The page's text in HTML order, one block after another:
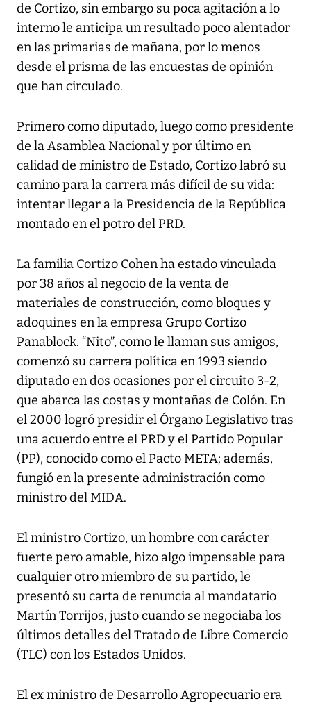
de Cortizo, sin embargo su poca agitación a lo
interno le anticipa un resultado poco alentador
en las primarias de mañana, por lo menos
desde el prisma de las encuestas de opinión
que han circulado.
Primero como diputado, luego como presidente
de la Asamblea Nacional y por último en
calidad de ministro de Estado, Cortizo labró su
camino para la carrera más difícil de su vida:
intentar llegar a la Presidencia de la República
montado en el potro del PRD.
La familia Cortizo Cohen ha estado vinculada
por 38 años al negocio de la venta de
materiales de construcción, como bloques y
adoquines en la empresa Grupo Cortizo
Panablock. “Nito”, como le llaman sus amigos,
comenzó su carrera política en 1993 siendo
diputado en dos ocasiones por el circuito 3-2,
que abarca las costas y montañas de Colón. En
el 2000 logró presidir el Órgano Legislativo tras
una acuerdo entre el PRD y el Partido Popular
(PP), conocido como el Pacto META; además,
fungió en la presente administración como
ministro del MIDA.
El ministro Cortizo, un hombre con carácter
fuerte pero amable, hizo algo impensable para
cualquier otro miembro de su partido, le
presentó su carta de renuncia al mandatario
Martín Torrijos, justo cuando se negociaba los
últimos detalles del Tratado de Libre Comercio
(TLC) con los Estados Unidos.
El ex ministro de Desarrollo Agropecuario era